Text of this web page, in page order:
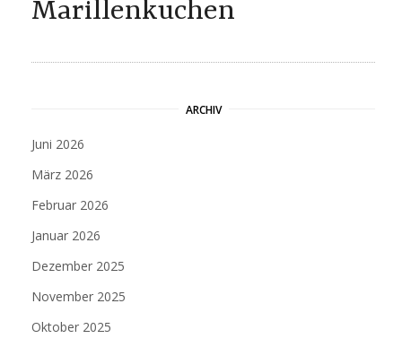
Marillenkuchen
ARCHIV
Juni 2026
März 2026
Februar 2026
Januar 2026
Dezember 2025
November 2025
Oktober 2025